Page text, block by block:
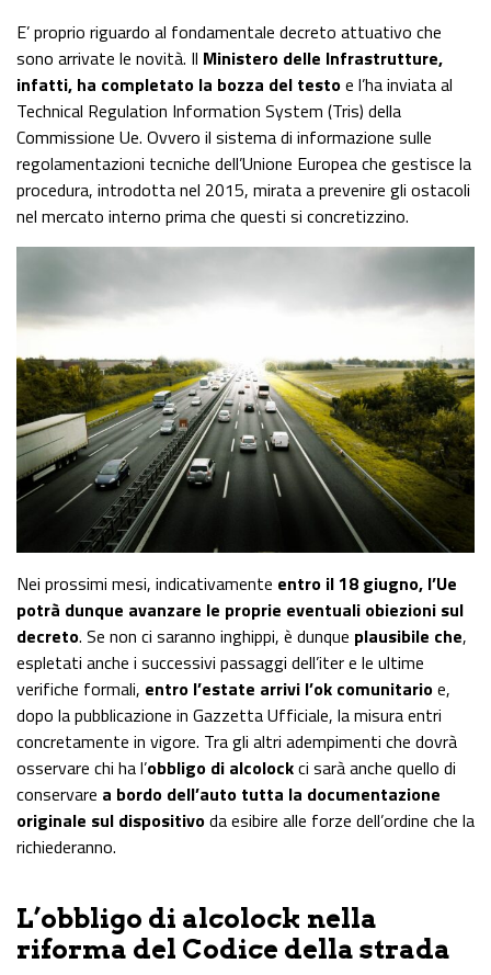
E’ proprio riguardo al fondamentale decreto attuativo che
sono arrivate le novità. Il Ministero delle Infrastrutture,
infatti, ha completato la bozza del testoe l’ha inviata al
Technical Regulation Information System (Tris) della
Commissione Ue. Ovvero il sistema di informazione sulle
regolamentazioni tecniche dell’Unione Europea che gestisce la
procedura, introdotta nel 2015, mirata a prevenire gli ostacoli
nel mercato interno prima che questi si concretizzino.
Nei prossimi mesi, indicativamente entro il 18 giugno, l’Ue
potrà dunque avanzare le proprie eventuali obiezioni sul
decreto. Se non ci saranno inghippi, è dunque plausibile che,
espletati anche i successivi passaggi dell’iter e le ultime
verifiche formali, entro l’estate arrivi l’ok comunitarioe,
dopo la pubblicazione in Gazzetta Ufficiale, la misura entri
concretamente in vigore. Tra gli altri adempimenti che dovrà
osservare chi ha l’obbligo di alcolockci sarà anche quello di
conservare a bordo dell’auto tutta la documentazione
originale sul dispositivoda esibire alle forze dell’ordine che la
richiederanno.
L’obbligo di alcolock nella
riforma del Codice della strada